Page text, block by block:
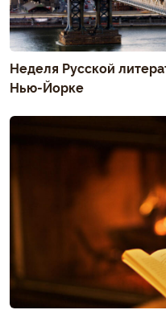
Неделя Русской
Нью-Йорке